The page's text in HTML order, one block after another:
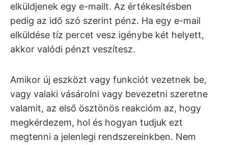
elküldjenek egy e-mailt. Az értékesítésben
pedig az idő szó szerint pénz. Ha egy e-mail
elküldése tíz percet vesz igénybe két helyett,
akkor valódi pénzt veszítesz.
Amikor új eszközt vagy funkciót vezetnek be,
vagy valaki vásárolni vagy bevezetni szeretne
valamit, az első ösztönös reakcióm az, hogy
megkérdezem, hol és hogyan tudjuk ezt
megtenni a jelenlegi rendszereinkben. Nem